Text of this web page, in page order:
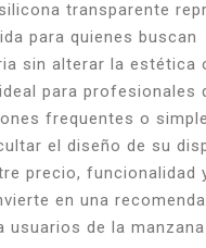
transparente
para quienes buscan
sin alterar la estética
para profesionales
frequentes o
el diseño de su
precio, funcionalidad
en una
usuarios de la manzana